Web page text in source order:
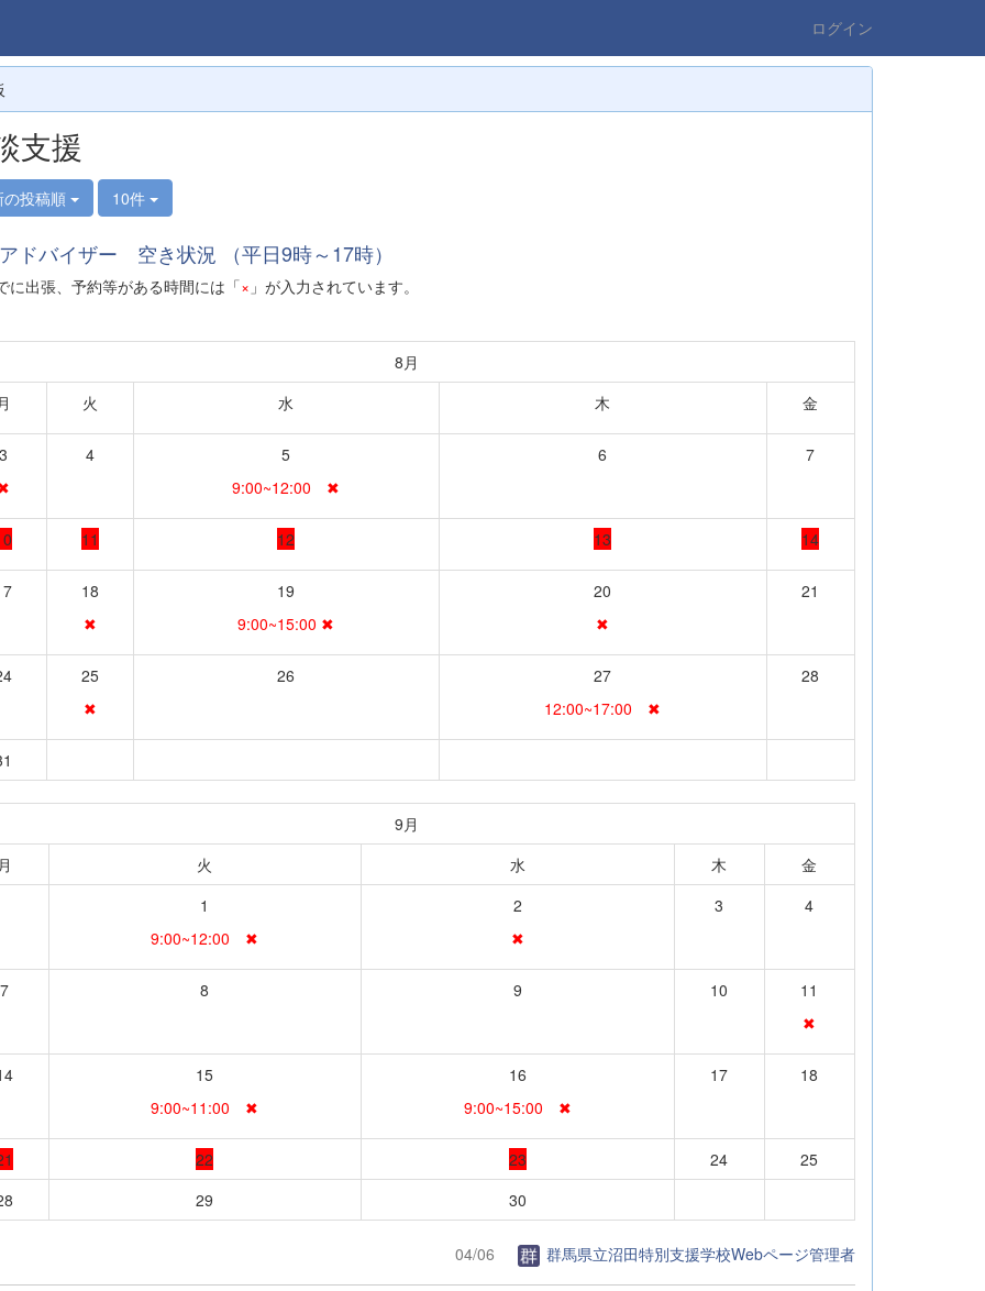
ログイン
支援
投稿順 10件
ドバイザー 空き状況 （平日9時～17時）
出張、予約等がある時間には「× 」が入力されています。
8月
火 水 木 金
4
5
9:00~12:00 ✖
6 7
11 12 13 14
18
✖
19
9:00~15:00 ✖
20
✖
21
25
✖
26
27
12:00~17:00 ✖
28
9月
火 水 木
金
1
9:00~12:00 ✖
2
✖
3 4
7 8 9 10
11
✖
15
9:00~11:00 ✖
16
9:00~15:00 ✖
17 18
22 23 24
25
29 30
04/06 群馬県立沼田特別支援学校Webページ管理者